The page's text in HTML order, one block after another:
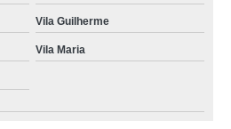
Vila Guilherme
Vila Maria